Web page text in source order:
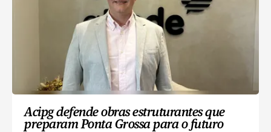
Acipg defende obras estruturantes que
preparam Ponta Grossa para o futuro